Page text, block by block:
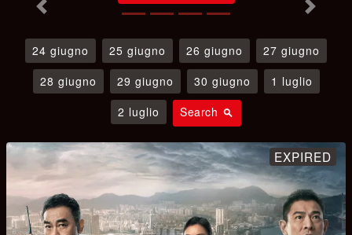
24 giugno 25 giugno 26 giugno
27 giugno
28 giugno
29 giugno 30 giugno
1 luglio
2 luglio
Search search